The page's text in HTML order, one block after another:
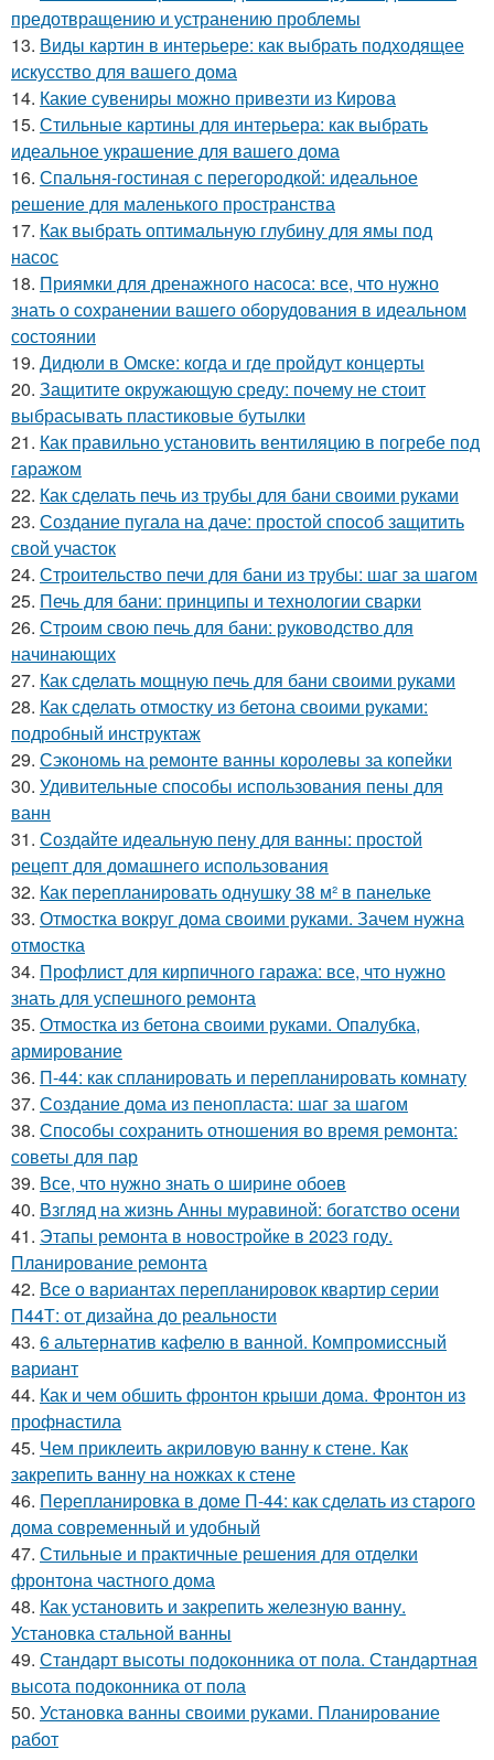
предотвращению и устранению проблемы
13. Виды картин в интерьере: как выбрать подходящее
искусство для вашего дома
14. Какие сувениры можно привезти из Кирова
15. Стильные картины для интерьера: как выбрать
идеальное украшение для вашего дома
16. Спальня-гостиная с перегородкой: идеальное
решение для маленького пространства
17. Как выбрать оптимальную глубину для ямы под
насос
18. Приямки для дренажного насоса: все, что нужно
знать о сохранении вашего оборудования в идеальном
состоянии
19. Дидюли в Омске: когда и где пройдут концерты
20. Защитите окружающую среду: почему не стоит
выбрасывать пластиковые бутылки
21. Как правильно установить вентиляцию в погребе под
гаражом
22. Как сделать печь из трубы для бани своими руками
23. Создание пугала на даче: простой способ защитить
свой участок
24. Строительство печи для бани из трубы: шаг за шагом
25. Печь для бани: принципы и технологии сварки
26. Строим свою печь для бани: руководство для
начинающих
27. Как сделать мощную печь для бани своими руками
28. Как сделать отмостку из бетона своими руками:
подробный инструктаж
29. Сэкономь на ремонте ванны королевы за копейки
30. Удивительные способы использования пены для
ванн
31. Создайте идеальную пену для ванны: простой
рецепт для домашнего использования
32. Как перепланировать однушку 38 м² в панельке
33. Отмостка вокруг дома своими руками. Зачем нужна
отмостка
34. Профлист для кирпичного гаража: все, что нужно
знать для успешного ремонта
35. Отмостка из бетона своими руками. Опалубка,
армирование
36. П-44: как спланировать и перепланировать комнату
37. Создание дома из пенопласта: шаг за шагом
38. Способы сохранить отношения во время ремонта:
советы для пар
39. Все, что нужно знать о ширине обоев
40. Взгляд на жизнь Анны муравиной: богатство осени
41. Этапы ремонта в новостройке в 2023 году.
Планирование ремонта
42. Все о вариантах перепланировок квартир серии
П44Т: от дизайна до реальности
43. 6 альтернатив кафелю в ванной. Компромиссный
вариант
44. Как и чем обшить фронтон крыши дома. Фронтон из
профнастила
45. Чем приклеить акриловую ванну к стене. Как
закрепить ванну на ножках к стене
46. Перепланировка в доме П-44: как сделать из старого
дома современный и удобный
47. Стильные и практичные решения для отделки
фронтона частного дома
48. Как установить и закрепить железную ванну.
Установка стальной ванны
49. Стандарт высоты подоконника от пола. Стандартная
высота подоконника от пола
50. Установка ванны своими руками. Планирование
работ